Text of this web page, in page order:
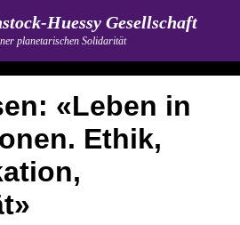
Huessy Gesellschaft
planetarischen Solidarität
«Leben in
Ethik,